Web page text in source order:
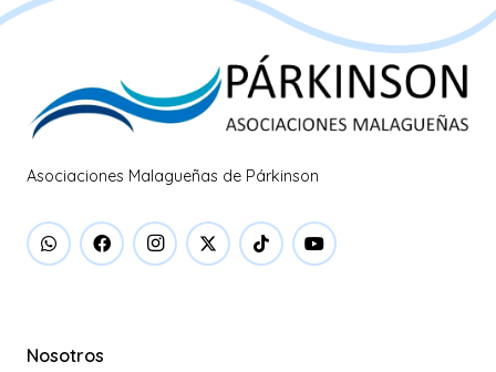
Asociaciones Malagueñas de Párkinson
Nosotros